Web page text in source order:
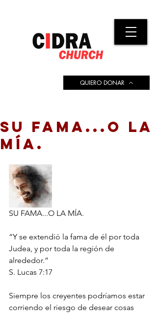
QUIERO DONAR
SU FAMA...O LA
MÍA.
SU FAMA...O LA MÍA.
“Y se extendió la fama de él por toda
Judea, y por toda la región de
alrededor.”
‭‭S. Lucas‬ ‭7:17‬ ‭
Siempre los creyentes podríamos estar
corriendo el riesgo de desear cosas